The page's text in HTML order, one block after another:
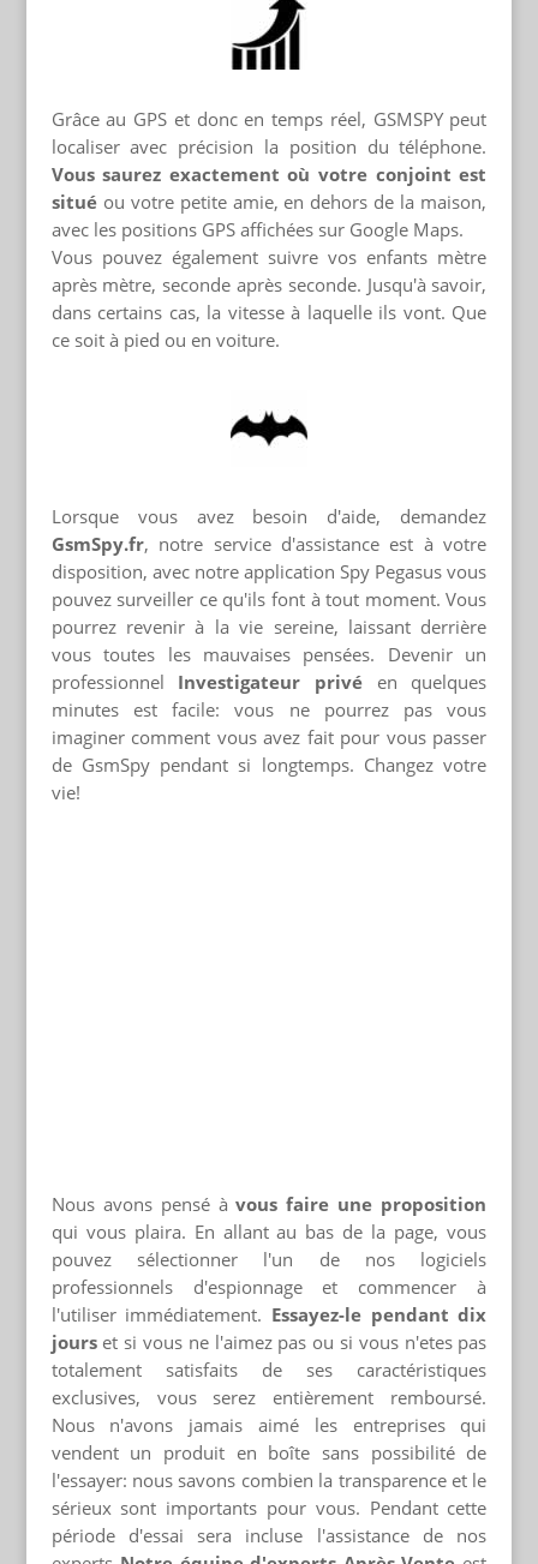
Grâce au GPS et donc en temps réel, GSMSPY peut
localiser avec précision la position du téléphone.
Vous saurez exactement où votre conjoint est
situé ou votre petite amie, en dehors de la maison,
avec les positions GPS affichées sur Google Maps.
Vous pouvez également suivre vos enfants mètre
après mètre, seconde après seconde. Jusqu'à savoir,
dans certains cas, la vitesse à laquelle ils vont. Que
ce soit à pied ou en voiture.
Lorsque vous avez besoin d'aide, demandez
GsmSpy.fr, notre service d'assistance est à votre
disposition, avec notre application Spy Pegasus vous
pouvez surveiller ce qu'ils font à tout moment. Vous
pourrez revenir à la vie sereine, laissant derrière
vous toutes les mauvaises pensées. Devenir un
professionnel Investigateur privé en quelques
minutes est facile: vous ne pourrez pas vous
imaginer comment vous avez fait pour vous passer
de GsmSpy pendant si longtemps. Changez votre
vie!
Nous avons pensé àvous faire une proposition
qui vous plaira. En allant au bas de la page, vous
pouvez sélectionner l'un de nos logiciels
professionnels d'espionnage et commencer à
l'utiliser immédiatement. Essayez-le pendant dix
jourset si vous ne l'aimez pas ou si vous n'etes pas
totalement satisfaits de ses caractéristiques
exclusives, vous serez entièrement remboursé.
Nous n'avons jamais aimé les entreprises qui
vendent un produit en boîte sans possibilité de
l'essayer: nous savons combien la transparence et le
sérieux sont importants pour vous. Pendant cette
période d'essai sera incluse l'assistance de nos